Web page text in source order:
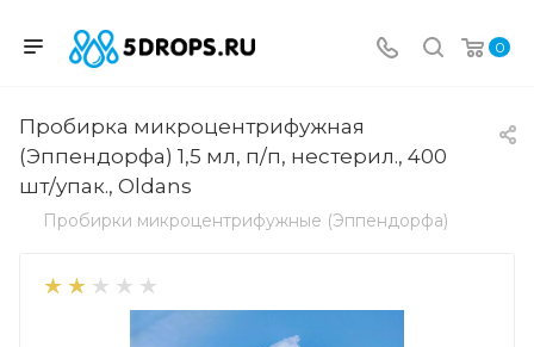
0
Пробирка микроцентрифужная
(Эппендорфа) 1,5 мл, п/п, нестерил., 400
шт/упак., Oldans
Пробирки микроцентрифужные (Эппендорфа)